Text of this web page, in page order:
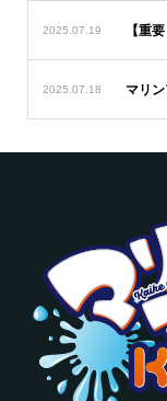
2025.07.19
2025.07.18 マリ